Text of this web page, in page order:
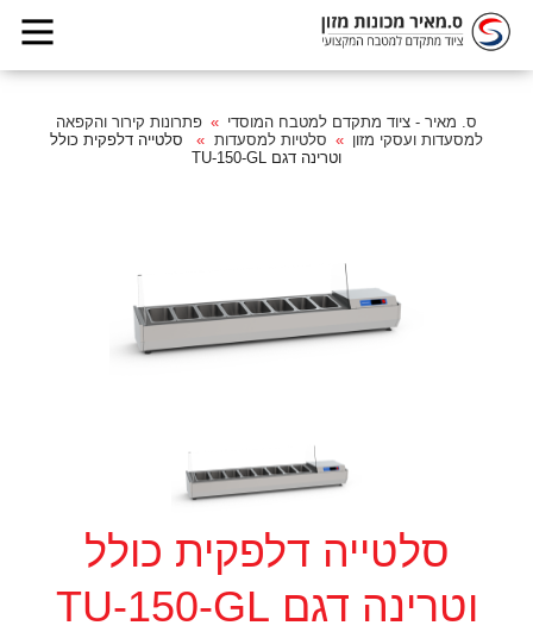
ס. מאיר - ציוד מתקדם למטבח המוסדי
פתרונות קירור והקפאה
למסעדות ועסקי מזון
סלטיות למסעדות
סלטייה דלפקית כולל
וטרינה דגם TU-150-GL
סלטייה דלפקית כולל
וטרינה דגם TU-150-GL